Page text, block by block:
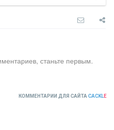
станьте первым.
КОММЕНТАРИИ ДЛЯ САЙТА CACKLE